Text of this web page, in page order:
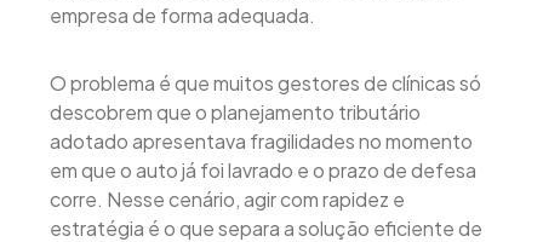
empresa de forma adequada.
O problema é que muitos gestores de clínicas só
descobrem que o planejamento tributário
adotado apresentava fragilidades no momento
em que o auto já foi lavrado e o prazo de defesa
corre. Nesse cenário, agir com rapidez e
estratégia é o que separa a solução eficiente de